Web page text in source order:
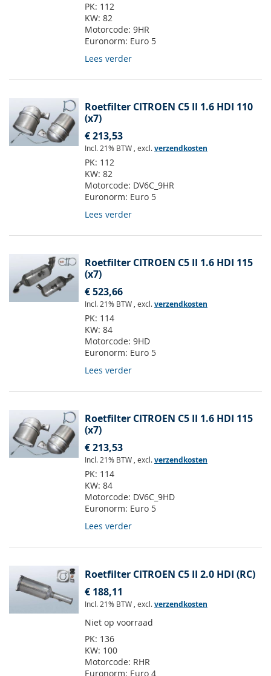
PK: 112
KW: 82
Motorcode: 9HR
Euronorm: Euro 5
Lees verder
Roetfilter CITROEN C5 II 1.6 HDI 110
(x7)
€ 213,53
Incl. 21% BTW , excl.verzendkosten
PK: 112
KW: 82
Motorcode: DV6C_9HR
Euronorm: Euro 5
Lees verder
Roetfilter CITROEN C5 II 1.6 HDI 115
(x7)
€ 523,66
Incl. 21% BTW , excl.verzendkosten
PK: 114
KW: 84
Motorcode: 9HD
Euronorm: Euro 5
Lees verder
Roetfilter CITROEN C5 II 1.6 HDI 115
(x7)
€ 213,53
Incl. 21% BTW , excl.verzendkosten
PK: 114
KW: 84
Motorcode: DV6C_9HD
Euronorm: Euro 5
Lees verder
Roetfilter CITROEN C5 II 2.0 HDI (RC)
€ 188,11
Incl. 21% BTW , excl.verzendkosten
Niet op voorraad
PK: 136
KW: 100
Motorcode: RHR
Euronorm: Euro 4